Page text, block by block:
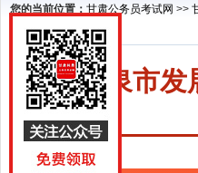
您的当前位置： 甘肃公务员考试网 >>
酒泉市发